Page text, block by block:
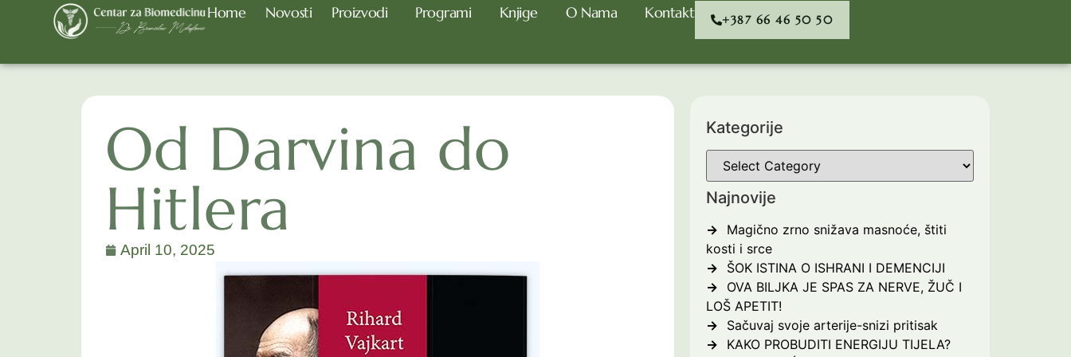
Home Novosti Proizvodi Programi Knjige O Nama Kontakt +387 66 46 50 50
Od Darvina do
Hitlera
April 10, 2025
Kategorije
Najnovije
Magično zrno snižava masnoće, štiti
kosti i srce
ŠOK ISTINA O ISHRANI I DEMENCIJI
OVA BILJKA JE SPAS ZA NERVE, ŽUČ I
LOŠ APETIT!
Sačuvaj svoje arterije-snizi pritisak
KAKO PROBUDITI ENERGIJU TIJELA?